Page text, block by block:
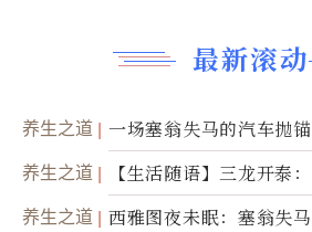
最新滚动
养生之道 一场塞翁失马的汽车抛
养生之道
【生活随语】三龙开泰
撼
养生之道 西雅图夜未眠：塞翁失